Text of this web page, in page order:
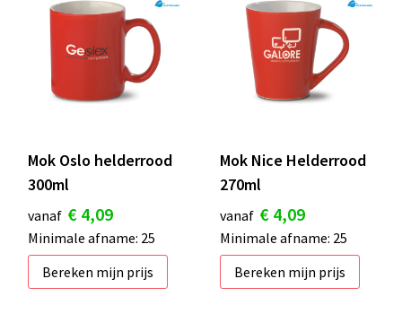
Mok Oslo helderrood
300ml
vanaf € 4,09
Minimale afname: 25
Bereken mijn prijs
Mok Nice Helderrood
270ml
vanaf € 4,09
Minimale afname: 25
Bereken mijn prijs